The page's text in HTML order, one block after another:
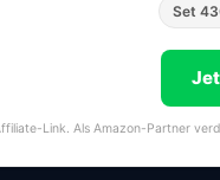
Set
Link. Als Amazon-Partner